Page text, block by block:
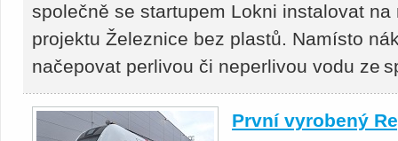
společně se startupem Lokni instalovat na
projektu Železnice bez plastů. Namísto
načepovat perlivou či neperlivou vodu ze
První vyrobený